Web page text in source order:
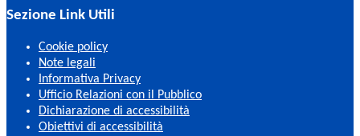
Sezione Link Utili
Cookie policy
Note legali
Informativa Privacy
Ufficio Relazioni con il Pubblico
Dichiarazione di accessibilità
Obiettivi di accessibilità